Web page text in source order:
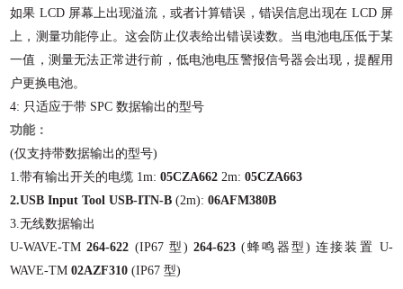
如果 LCD 屏幕上出现溢流，或者计算错误，错误信息出现在 LCD 屏
上，测量功能停止。这会防止仪表给出错误读数。当电池电压低于某
一值，测量无法正常进行前，低电池电压警报信号器会出现，提醒用
户更换电池。
4: 只适应于带 SPC数据输出的型号
功能：
(仅支持带数据输出的型号)
1.带有输出开关的电缆 1m:05CZA6622m:05CZA663
2.USB Input Tool USB-ITN-B(2m):06AFM380B
3.无线数据输出
U-WAVE-TM264-622 (IP67 型 ) 264-623(蜂鸣器型 )连接装置 U-
WAVE-TM02AZF310(IP67型)